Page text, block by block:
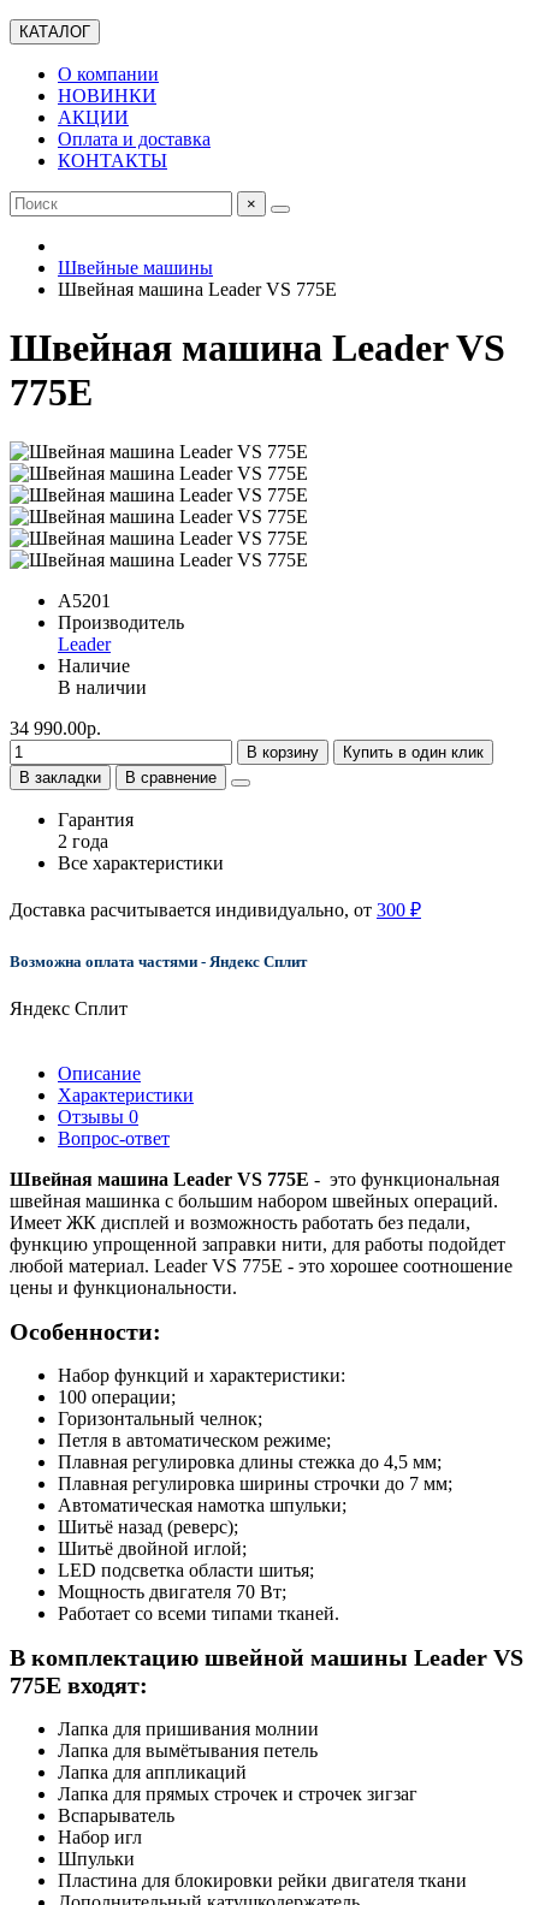
КАТАЛОГ
О компании
НОВИНКИ
АКЦИИ
Оплата и доставка
КОНТАКТЫ
×
Швейные машины
Швейная машина Leader VS 775E
Швейная машина Leader VS
775E
A5201
Производитель
Leader
Наличие
В наличии
34 990.00р.
В корзину
Купить в один клик
В закладки
В сравнение
Гарантия
2 года
Все характеристики
Доставка расчитывается индивидуально, от 300 ₽
Возможна оплата частями - Яндекс Сплит
Яндекс Сплит
Описание
Характеристики
Отзывы 0
Вопрос-ответ
Швейная машина Leader VS 775E - это функциональная
швейная машинка с большим набором швейных операций.
Имеет ЖК дисплей и возможность работать без педали,
функцию упрощенной заправки нити, для работы подойдет
любой материал. Leader VS 775E - это хорошее соотношение
цены и функциональности.
Особенности:
Набор функций и характеристики:
100 операции;
Горизонтальный челнок;
Петля в автоматическом режиме;
Плавная регулировка длины стежка до 4,5 мм;
Плавная регулировка ширины строчки до 7 мм;
Автоматическая намотка шпульки;
Шитьё назад (реверс);
Шитьё двойной иглой;
LED подсветка области шитья;
Мощность двигателя 70 Вт;
Работает со всеми типами тканей.
В комплектацию швейной машины Leader VS
775Е входят:
Лапка для пришивания молнии
Лапка для вымётывания петель
Лапка для аппликаций
Лапка для прямых строчек и строчек зигзаг
Вспарыватель
Набор игл
Шпульки
Пластина для блокировки рейки двигателя ткани